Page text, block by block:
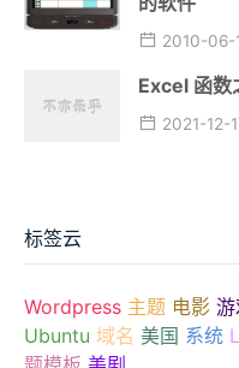
2010-06-
Excel 函数
2021-12-
标签云
Wordpress 主题 电影
Ubuntu 域名 美国 系统